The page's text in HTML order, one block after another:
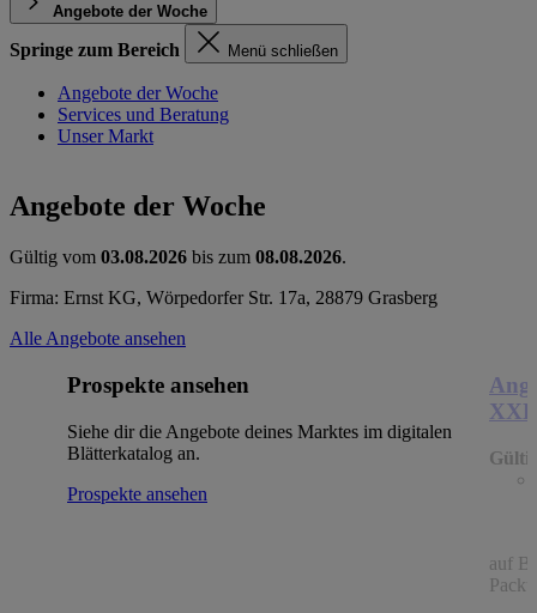
Angebote der Woche
Springe zum Bereich Menü schließen
Angebote der Woche
Services und Beratung
Unser Markt
Angebote der Woche
Gültig vom 03.08.2026 bis zum 08.08.2026.
Firma: Ernst KG, Wörpedorfer Str. 17a, 28879 Grasberg
Alle Angebote ansehen
Prospekte ansehen
Siehe dir die Angebote deines Marktes im digitalen
Blätterkatalog an.
Prospekte ansehen
XXL
auf